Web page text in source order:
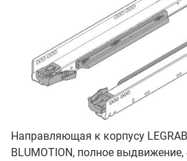
Направляющая к корпусу
BLUMOTION, полное